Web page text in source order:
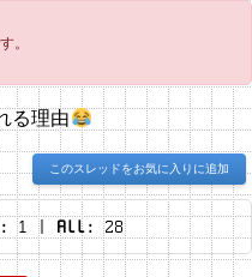
。
る理由
このスレッドをお気に入りに追加
: 1 | All: 28